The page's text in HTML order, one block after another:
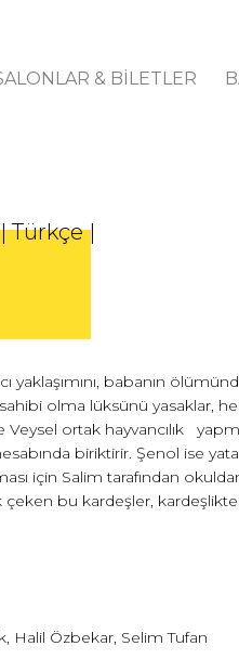
& BİLETLER
Türkçe |
yaklaşımını, babanın
olma lüksünü yasaklar,
Veysel ortak hayvancılık
biriktirir. Şenol ise
için Salim tarafından
bu kardeşler,
Halil Özbekar, Selim Tufan